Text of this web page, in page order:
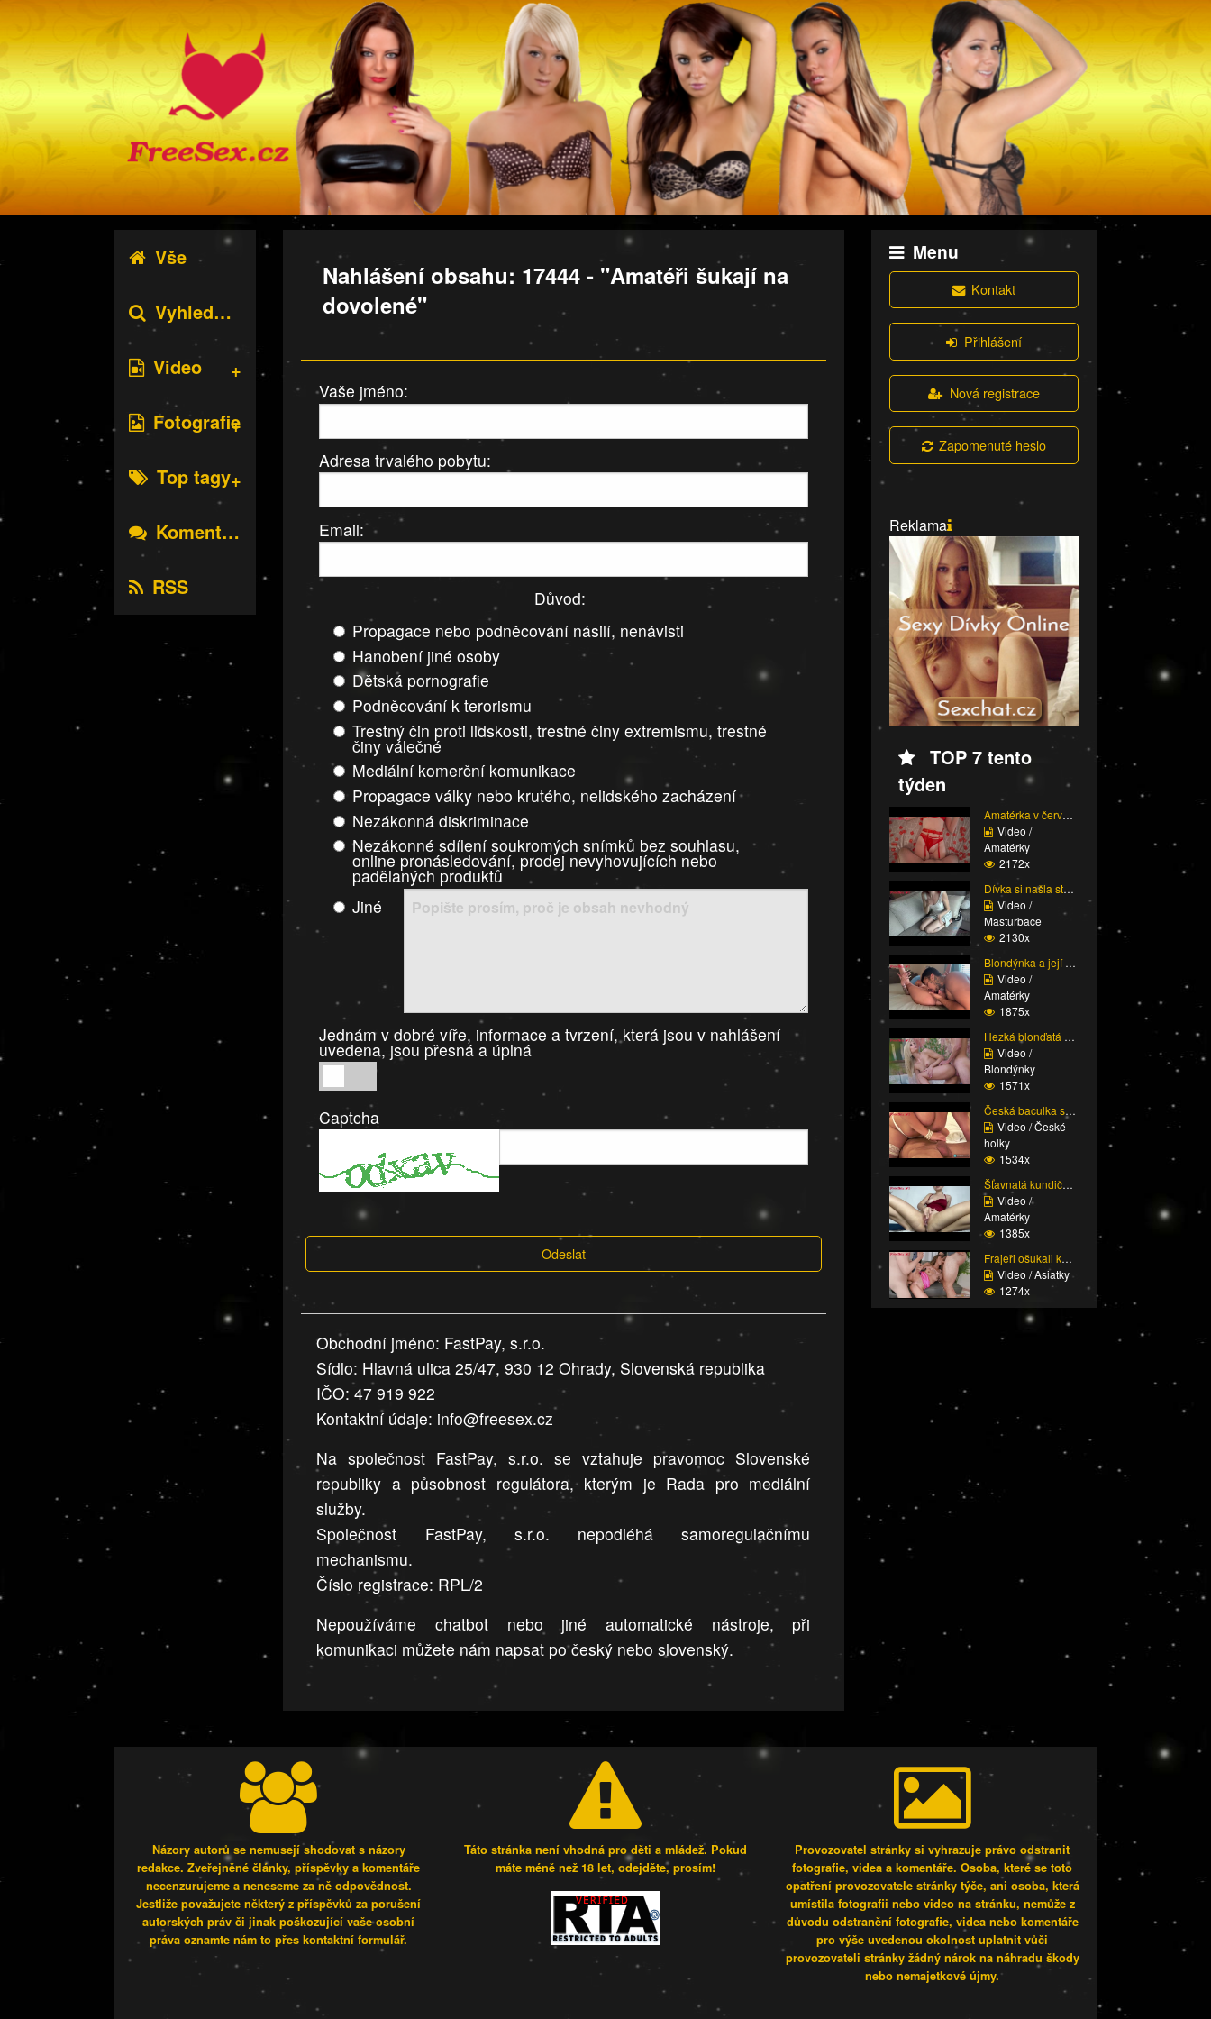
Vše
Vyhledávání
Video
Fotografie
Top tagy
Komentáře
RSS
Nahlášení obsahu: 17444 - "Amatéři šukají na
dovolené"
Vaše jméno:
Adresa trvalého pobytu:
Email:
Důvod:
Propagace nebo podněcování násilí, nenávisti
Hanobení jiné osoby
Dětská pornografie
Podněcování k terorismu
Trestný čin proti lidskosti, trestné činy extremismu, trestné
činy válečné
Mediální komerční komunikace
Propagace války nebo krutého, nelidského zacházení
Nezákonná diskriminace
Nezákonné sdílení soukromých snímků bez souhlasu,
online pronásledování, prodej nevyhovujících nebo
padělaných produktů
Jiné
Jednám v dobré víře, informace a tvrzení, která jsou v nahlášení
uvedena, jsou přesná a úplná
v
dobré
informace
tvrzení,
jsou
v
nahlášení
jsou
přesná
a
úplná
Captcha
Odeslat
Obchodní jméno: FastPay, s.r.o.
Sídlo: Hlavná ulica 25/47, 930 12 Ohrady, Slovenská republika
IČO: 47 919 922
Kontaktní údaje: info@freesex.cz
Na společnost FastPay, s.r.o. se vztahuje pravomoc Slovenské
republiky a působnost regulátora, kterým je Rada pro mediální
služby.
Společnost FastPay, s.r.o. nepodléhá samoregulačnímu
mechanismu.
Číslo registrace: RPL/2
Nepoužíváme chatbot nebo jiné automatické nástroje, při
komunikaci můžete nám napsat po český nebo slovenský.
Menu
Kontakt
Přihlášení
Nová registrace
Zapomenuté heslo
Reklama
TOP 7 tento
týden
Amatérka v červeném pr...
Video /
Amatérky
2172x
Dívka si našla staršíh...
Video /
Masturbace
2130x
Blondýnka a její mokrý...
Video /
Amatérky
1875x
Hezká blonďatá holka s...
Video /
Blondýnky
1571x
Česká baculka s mega k...
Video / České
holky
1534x
Šťavnatá kundička amat...
Video /
Amatérky
1385x
Frajeři ošukali kolegy...
Video / Asiatky
1274x
Názory autorů se nemusejí shodovat s názory
redakce. Zveřejněné články, příspěvky a komentáře
necenzurujeme a neneseme za ně odpovědnost.
Jestliže považujete některý z příspěvků za porušení
autorských práv či jinak poškozující vaše osobní
práva oznamte nám to přes kontaktní formulář.
Táto stránka není vhodná pro děti a mládež. Pokud
máte méně než 18 let, odejděte, prosím!
Provozovatel stránky si vyhrazuje právo odstranit
fotografie, videa a komentáře. Osoba, které se toto
opatření provozovatele stránky týče, ani osoba, která
umístila fotografii nebo video na stránku, nemůže z
důvodu odstranění fotografie, videa nebo komentáře
pro výše uvedenou okolnost uplatnit vůči
provozovateli stránky žádný nárok na náhradu škody
nebo nemajetkové újmy.